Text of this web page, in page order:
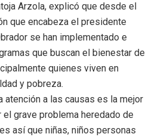
Arzola, explicó que desde el
que encabeza el presidente
se han implementado e
que buscan el bienestar de
quienes viven en
y pobreza.
atención a las causas es la mejor
grave problema heredado de
así que niñas, niños personas